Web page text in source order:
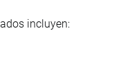
incluyen: